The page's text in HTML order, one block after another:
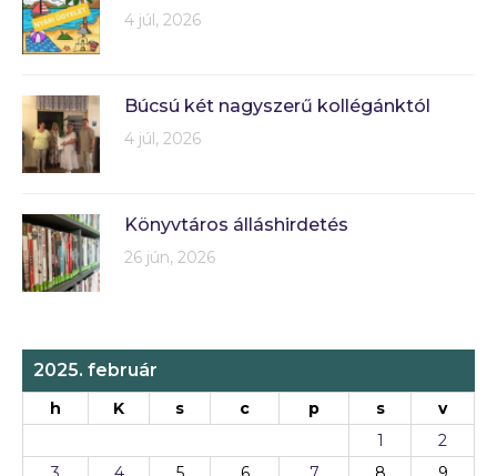
4 júl, 2026
Búcsú két nagyszerű kollégánktól
4 júl, 2026
Könyvtáros álláshirdetés
26 jún, 2026
2025. február
h K s c p s
v
1
2